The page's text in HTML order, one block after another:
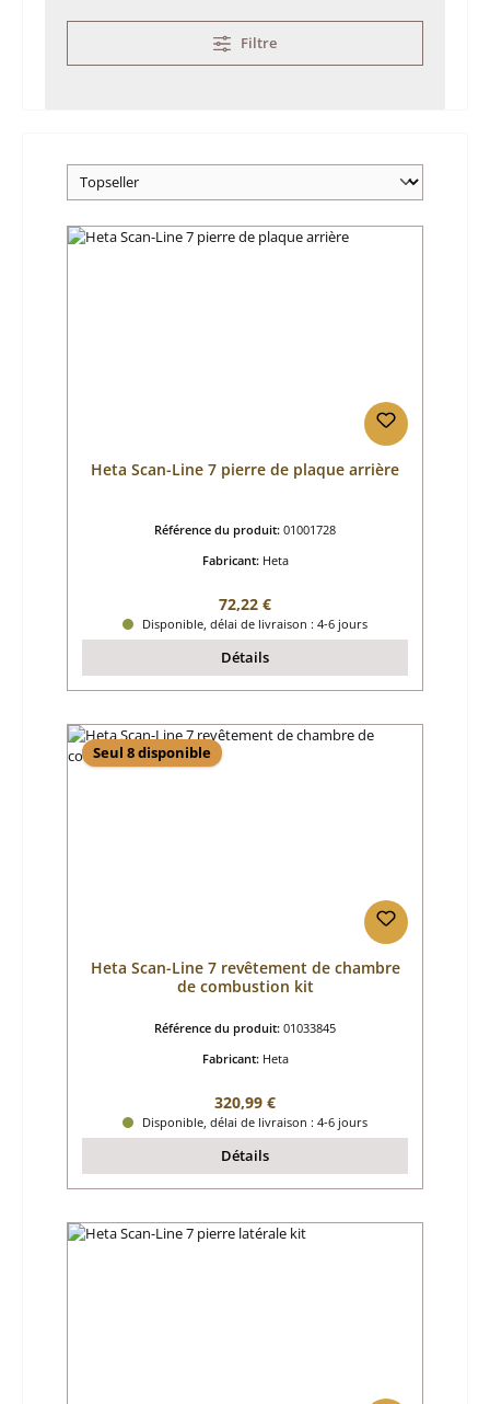
Filtre
Heta Scan-Line 7 pierre de plaque arrière
Référence du produit: 01001728
Fabricant: Heta
Prix régulier :
72,22 €
Disponible, délai de livraison : 4-6 jours
Détails
Seul 8 disponible
Heta Scan-Line 7 revêtement de chambre
de combustion kit
Référence du produit: 01033845
Fabricant: Heta
Prix régulier :
320,99 €
Disponible, délai de livraison : 4-6 jours
Détails